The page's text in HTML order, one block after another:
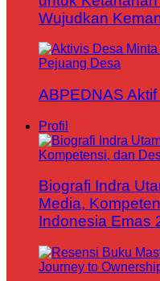
Wujudkan
ABPEDNAS
Profil
Biografi Indra
Media,
Indonesia Emas